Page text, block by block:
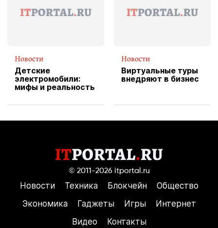
Новости
Детские
электромобили:
мифы и реальность
Новости
Виртуальные туры
внедряют в бизнес
© 2011-2026 itportal.ru
Новости Техника Блокчейн
Общество
Экономика
Гаджеты Игры
Интернет
Видео
Контакты